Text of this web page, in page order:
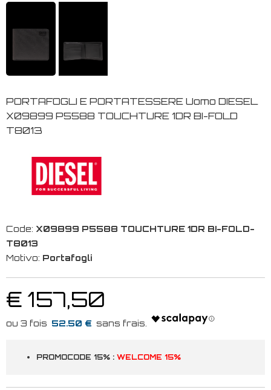
PORTAFOGLI E PORTATESSERE Uomo DIESEL
X09899 P5588 TOUCHTURE 1DR BI-FOLD
T8013
Code: X09899 P5588 TOUCHTURE 1DR BI-FOLD-
T8013
Motivo: Portafogli
€ 157,50
52.50 €
PROMOCODE 15% : WELCOME 15%